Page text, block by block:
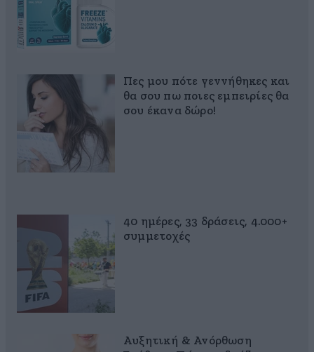
Πες μου πότε γεννήθηκες και
θα σου πω ποιες εμπειρίες θα
σου έκανα δώρο!
40 ημέρες, 33 δράσεις, 4.000+
συμμετοχές
Αυξητική & Ανόρθωση